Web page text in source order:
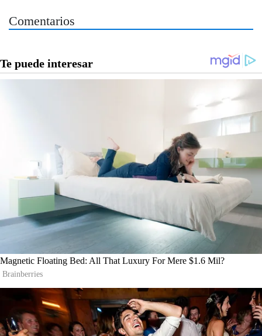
Comentarios